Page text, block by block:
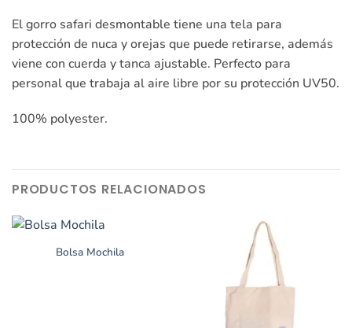
El gorro safari desmontable tiene una tela para
protección de nuca y orejas que puede retirarse, además
viene con cuerda y tanca ajustable. Perfecto para
personal que trabaja al aire libre por su protección UV50.
100% polyester.
PRODUCTOS RELACIONADOS
Bolsa Mochila